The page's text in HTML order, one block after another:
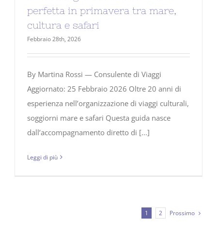
perfetta in primavera tra mare,
cultura e safari
Febbraio 28th, 2026
By Martina Rossi — Consulente di Viaggi
Aggiornato: 25 Febbraio 2026 Oltre 20 anni di
esperienza nell’organizzazione di viaggi culturali,
soggiorni mare e safari Questa guida nasce
dall’accompagnamento diretto di [...]
Leggi di più
1 2 Prossimo